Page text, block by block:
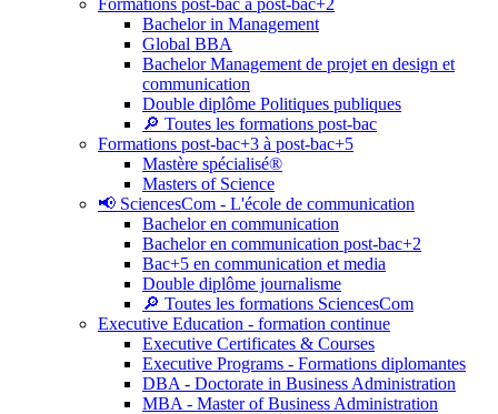
Formations post-bac à post-bac+2
Bachelor in Management
Global BBA
Bachelor Management de projet en design et
communication
Double diplôme Politiques publiques
🔎 Toutes les formations post-bac
Formations post-bac+3 à post-bac+5
Mastère spécialisé®
Masters of Science
📢 SciencesCom - L'école de communication
Bachelor en communication
Bachelor en communication post-bac+2
Bac+5 en communication et media
Double diplôme journalisme
🔎 Toutes les formations SciencesCom
Executive Education - formation continue
Executive Certificates & Courses
Executive Programs - Formations diplomantes
DBA - Doctorate in Business Administration
MBA - Master of Business Administration